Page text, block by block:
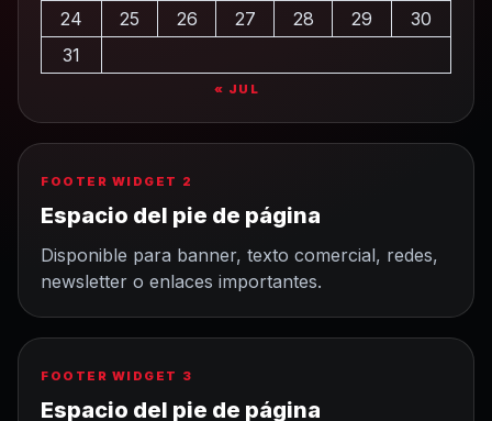
24
25 26 27 28 29
30
31
« JUL
FOOTER WIDGET 2
Espacio del pie de página
Disponible para banner, texto comercial, redes,
newsletter o enlaces importantes.
FOOTER WIDGET 3
Espacio del pie de página